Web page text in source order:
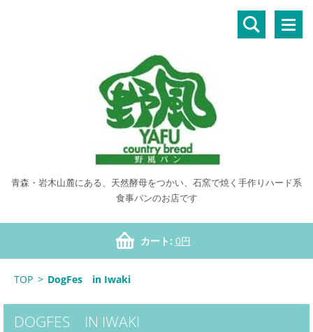
青森・岩木山麓にある、天然酵母をつかい、石窯で焼く手作りハード系
食事パンのお店です
カート: 0円
TOP > DogFes in Iwaki
DOGFES IN IWAKI